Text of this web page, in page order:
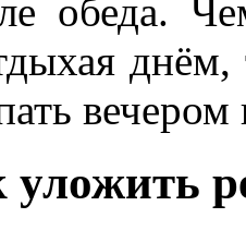
обеда.
уложить